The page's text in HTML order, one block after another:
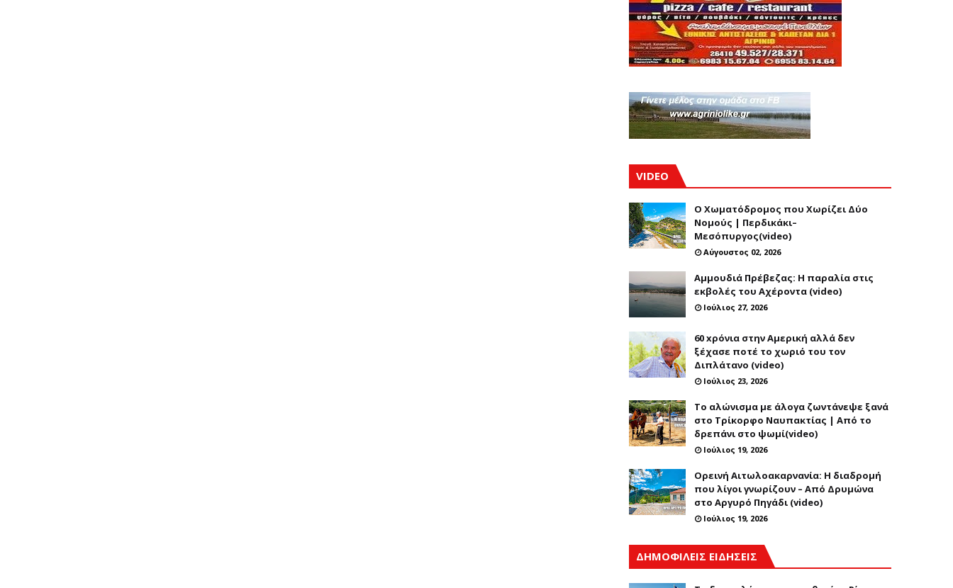
VIDEO
Ο Χωματόδρομος που Χωρίζει Δύο
Νομούς | Περδικάκι–
Μεσόπυργος(video)
Αύγουστος 02, 2026
Αμμουδιά Πρέβεζας: Η παραλία στις
εκβολές του Αχέροντα (video)
Ιούλιος 27, 2026
60 xρόνια στην Αμερική αλλά δεν
ξέχασε ποτέ το χωριό του τον
Διπλάτανο (video)
Ιούλιος 23, 2026
Το αλώνισμα με άλογα ζωντάνεψε ξανά
στο Τρίκορφο Ναυπακτίας | Από το
δρεπάνι στο ψωμί(video)
Ιούλιος 19, 2026
Ορεινή Αιτωλοακαρνανία: Η διαδρομή
που λίγοι γνωρίζουν – Από Δρυμώνα
στο Αργυρό Πηγάδι (video)
Ιούλιος 19, 2026
ΔΗΜΟΦΙΛΕΙΣ ΕΙΔΗΣΕΙΣ